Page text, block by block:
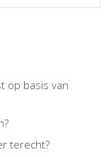
op basis van
terecht?